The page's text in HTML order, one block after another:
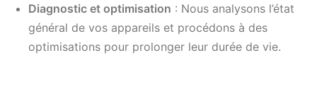
Diagnostic et optimisation : Nous analysons l’état
général de vos appareils et procédons à des
optimisations pour prolonger leur durée de vie.